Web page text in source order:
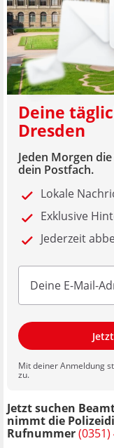
Deine
Dresden
Jeden Morgen
dein Postfach.
Lokale
Exklusive
Jederzeit
Mit deiner Anmeldung
zu.
Jetzt suchen
nimmt die
Rufnummer(0351)